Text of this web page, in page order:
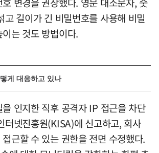
고 길이가 긴 비밀번호를 사용해 비밀
는 것도 방법이다.
게 대응하고 있나
인지한 직후 공격자 IP 접근을 차단
터넷진흥원(KISA)에 신고하고, 회사
근할 수 있는 권한을 전면 수정했다.